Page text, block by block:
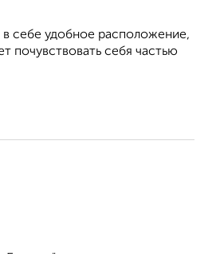
себе удобное расположение,
почувствовать себя частью